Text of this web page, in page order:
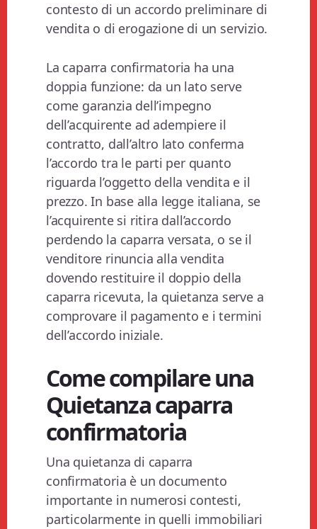
contesto di un accordo preliminare di
vendita o di erogazione di un servizio.
La caparra confirmatoria ha una
doppia funzione: da un lato serve
come garanzia dell’impegno
dell’acquirente ad adempiere il
contratto, dall’altro lato conferma
l’accordo tra le parti per quanto
riguarda l’oggetto della vendita e il
prezzo. In base alla legge italiana, se
l’acquirente si ritira dall’accordo
perdendo la caparra versata, o se il
venditore rinuncia alla vendita
dovendo restituire il doppio della
caparra ricevuta, la quietanza serve a
comprovare il pagamento e i termini
dell’accordo iniziale.
Come compilare una
Quietanza caparra
confirmatoria
Una quietanza di caparra
confirmatoria è un documento
importante in numerosi contesti,
particolarmente in quelli immobiliari